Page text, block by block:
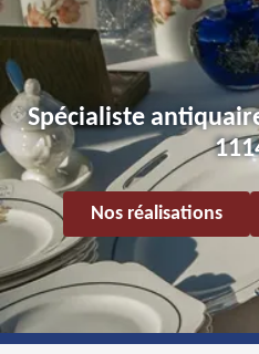
Spécialiste
Nos réalisations